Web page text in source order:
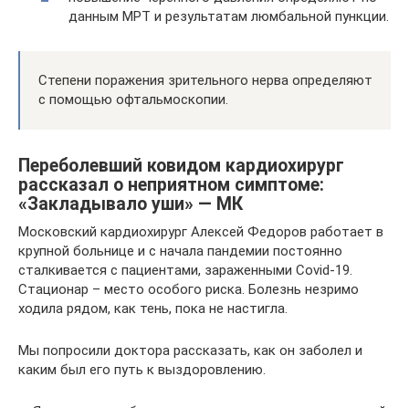
данным МРТ и результатам люмбальной пункции.
Степени поражения зрительного нерва определяют
с помощью офтальмоскопии.
Переболевший ковидом кардиохирург
рассказал о неприятном симптоме:
«Закладывало уши» — МК
Московский кардиохирург Алексей Федоров работает в
крупной больнице и с начала пандемии постоянно
сталкивается с пациентами, зараженными Covid-19.
Стационар – место особого риска. Болезнь незримо
ходила рядом, как тень, пока не настигла.
Мы попросили доктора рассказать, как он заболел и
каким был его путь к выздоровлению.